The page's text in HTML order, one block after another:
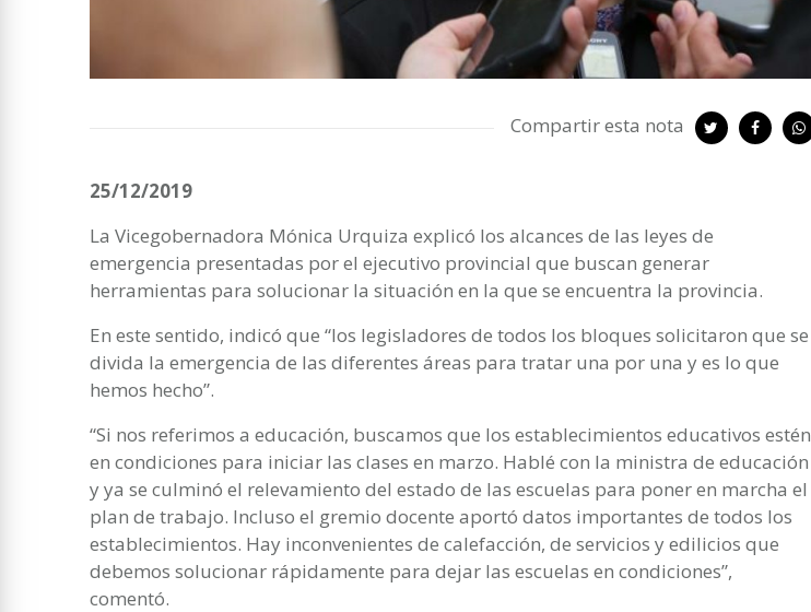
Compartir esta nota
25/12/2019
La Vicegobernadora Mónica Urquiza explicó los alcances de las leyes de
emergencia presentadas por el ejecutivo provincial que buscan generar
herramientas para solucionar la situación en la que se encuentra la provincia.
En este sentido, indicó que “los legisladores de todos los bloques solicitaron que se
divida la emergencia de las diferentes áreas para tratar una por una y es lo que
hemos hecho”.
“Si nos referimos a educación, buscamos que los establecimientos educativos estén
en condiciones para iniciar las clases en marzo. Hablé con la ministra de educación
y ya se culminó el relevamiento del estado de las escuelas para poner en marcha el
plan de trabajo. Incluso el gremio docente aportó datos importantes de todos los
establecimientos. Hay inconvenientes de calefacción, de servicios y edilicios que
debemos solucionar rápidamente para dejar las escuelas en condiciones”,
comentó.